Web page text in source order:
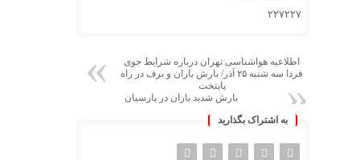
۲۲۷۲۲۷
اطلاعیه هواشناسی تهران درباره شرایط جوی
فردا سه شنبه ۲۵ آذر/ بارش باران و برف در راه
پایتخت
بارش شدید باران در پارسیان
به اشتراک بگذارید